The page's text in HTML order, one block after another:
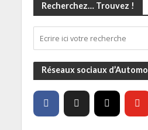
Recherchez… Trouvez !
Réseaux sociaux